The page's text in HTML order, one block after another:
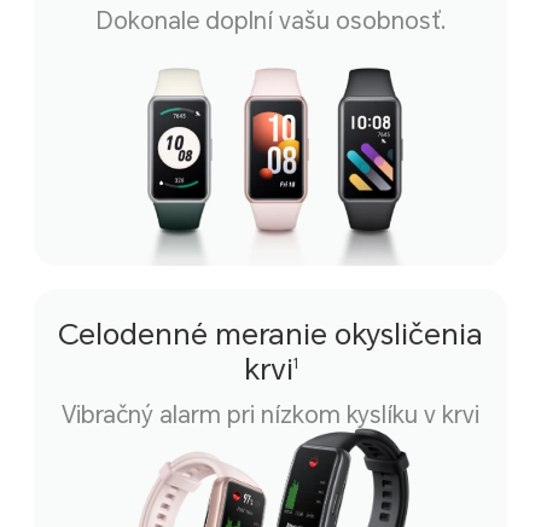
Dokonale doplní vašu osobnosť.
Celodenné meranie okysličenia
krvi1
Vibračný alarm pri nízkom kyslíku v krvi